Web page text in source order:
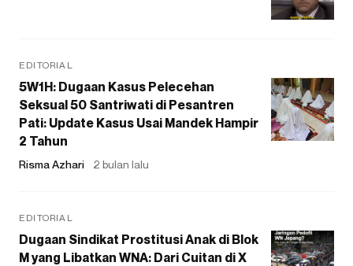
EDITORIAL
5W1H: Dugaan Kasus Pelecehan
Seksual 50 Santriwati di Pesantren
Pati: Update Kasus Usai Mandek Hampir
2 Tahun
Risma Azhari 2 bulan lalu
EDITORIAL
Dugaan Sindikat Prostitusi Anak di Blok
M yang Libatkan WNA: Dari Cuitan di X